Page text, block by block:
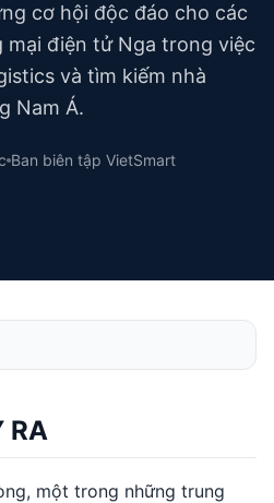
cơ hội độc đáo cho các
điện tử Nga trong việc
và tìm kiếm nhà
Nam Á.
Ban biên tập VietSmart
RA
một trong những trung